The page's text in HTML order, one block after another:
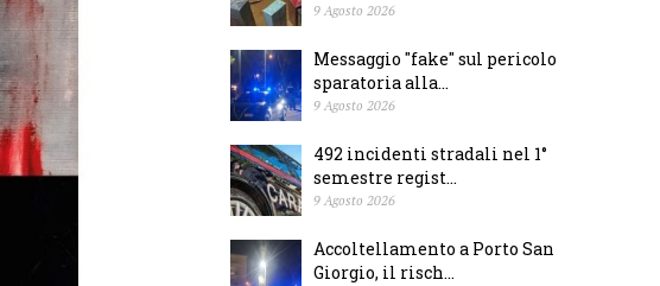
9 Agosto 2026
Messaggio "fake" sul pericolo
sparatoria alla...
9 Agosto 2026
492 incidenti stradali nel 1°
semestre regist...
9 Agosto 2026
Accoltellamento a Porto San
Giorgio, il risch...